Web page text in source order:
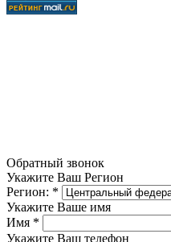
Обратный звонок
Укажите Ваш Регион
Регион: *
Укажите Ваше имя
Имя *
Укажите Ваш телефон